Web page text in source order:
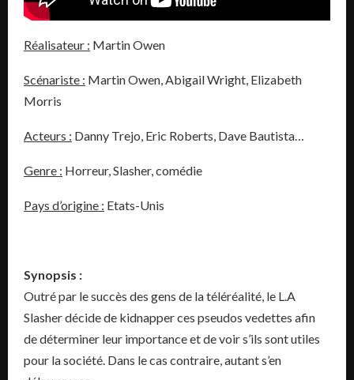
Réalisateur : Martin Owen
Scénariste : Martin Owen, Abigail Wright, Elizabeth
Morris
Acteurs : Danny Trejo, Eric Roberts, Dave Bautista…
Genre : Horreur, Slasher, comédie
Pays d’origine : Etats-Unis
Synopsis :
Outré par le succès des gens de la téléréalité, le L.A
Slasher décide de kidnapper ces pseudos vedettes afin
de déterminer leur importance et de voir s’ils sont utiles
pour la société. Dans le cas contraire, autant s’en